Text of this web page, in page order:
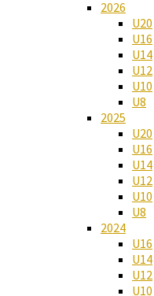
2026
U20
U16
U14
U12
U10
U8
2025
U20
U16
U14
U12
U10
U8
2024
U16
U14
U12
U10